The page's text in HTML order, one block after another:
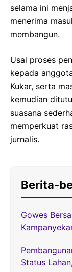
selama ini
menerima
membangun.
Usai proses
kepada
Kukar, serta
kemudian
suasana
memperkuat
jurnalis.
Berita-
Gowes
Status